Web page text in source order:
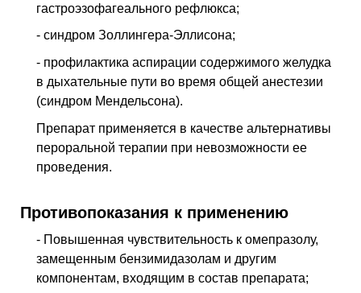
гастроэзофагеального рефлюкса;
- синдром Золлингера-Эллисона;
- профилактика аспирации содержимого желудка
в дыхательные пути во время общей анестезии
(синдром Мендельсона).
Препарат применяется в качестве альтернативы
пероральной терапии при невоз­можности ее
проведения.
Противопоказания к применению
- Повышенная чувствительность к омепразолу,
замещенным бензимидазолам и другим
компонентам, входящим в состав препарата;